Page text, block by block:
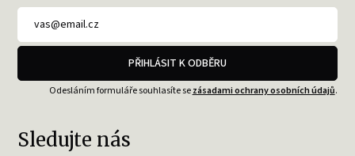
PŘIHLÁSIT K ODBĚRU
Odesláním formuláře souhlasíte sezásadami ochrany osobních údajů.
Sledujte nás